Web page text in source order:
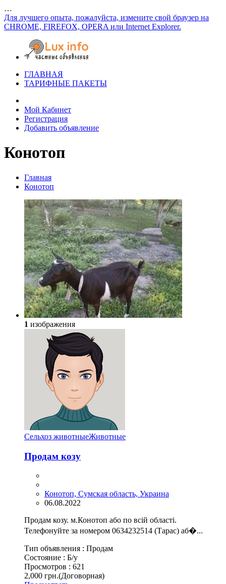
…
Для лучшего опыта, пожалуйста, измените свой браузер на
CHROME, FIREFOX, OPERA или Internet Explorer.
ГЛАВНАЯ
ТАРИФНЫЕ ПАКЕТЫ
Мой Кабинет
Регистрация
Добавить объявление
Конотоп
Главная
Конотоп
1 изображения
Сельхоз животныеЖивотные
Продам козу
Конотоп, Сумская область, Украина
06.08.2022
Продам козу. м.Конотоп або по всій області.
Телефонуйте за номером 0634232514 (Тарас) аб�...
Тип объявления : Продам
Состояние : Б/у
Просмотров : 621
2,000 грн.(Договорная)